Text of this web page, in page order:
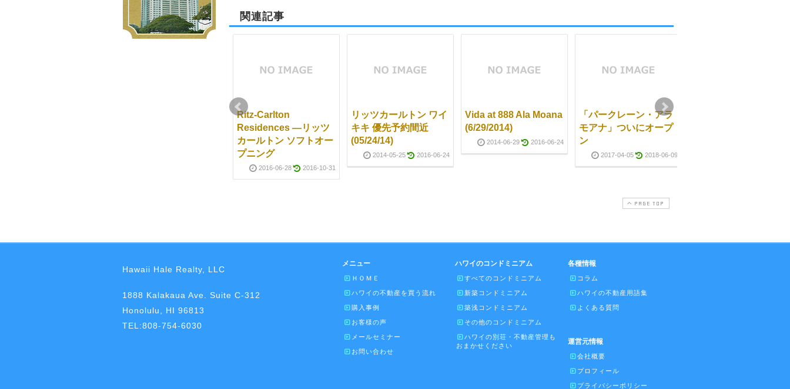
関連記事
Ritz-Carlton
Residences ―リッツ
カールトン ソフトオー
プニング
2016-06-28 2016-10-31
リッツカールトン ワイ
キキ 優先予約間近
(05/24/14)
2014-05-25 2016-06-24
Vida at 888 Ala Moana
(6/29/2014)
2014-06-29 2016-06-24
「パークレーン・アラ
モアナ」ついにオープ
ン
2017-04-05 2018-06-09
ップデート
PAGE TOP
Hawaii Hale Realty, LLC
1888 Kalakaua Ave. Suite C-312
Honolulu, HI 96813
TEL:808-754-6030
メニュー
ＨＯＭＥ
ハワイの不動産を買う流れ
購入事例
お客様の声
メールセミナー
お問い合わせ
ハワイのコンドミニアム
すべてのコンドミニアム
新築コンドミニアム
築浅コンドミニアム
その他のコンドミニアム
ハワイの別荘・不動産管理も
おまかせください
各種情報
コラム
ハワイの不動産用語集
よくある質問
運営元情報
会社概要
プロフィール
プライバシーポリシー